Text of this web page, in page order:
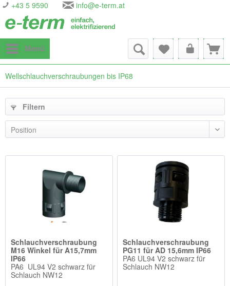
+43 5 9590 info@e-term.at
Menü
Wellschlauchverschraubungen bis IP68
Filtern
Schlauchverschraubung
M16 Winkel für A15,7mm
IP66
PA6 UL94 V2 schwarz für
Schlauch NW12
Schlauchverschraubung
PG11 für AD 15,6mm IP66
PA6 UL94 V2 schwarz für
Schlauch NW12